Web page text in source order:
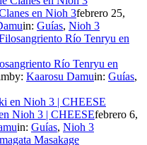
en Nioh 3febrero 25,
in: Guías, Nioh 3
Río Tenryu en
by: Kaarosu Damuin: Guías,
Nioh 3 | CHEESEfebrero 6,
in: Guías, Nioh 3